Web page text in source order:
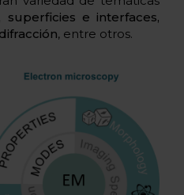
e interfaces,
, entre otros.